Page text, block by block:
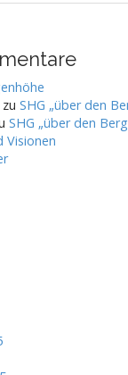
zu SHG „über den
SHG „über den
Visionen